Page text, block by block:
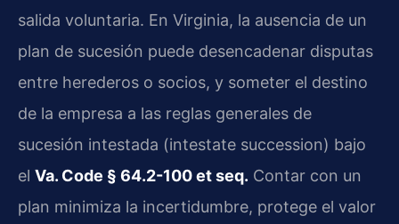
salida voluntaria. En Virginia, la ausencia de un
plan de sucesión puede desencadenar disputas
entre herederos o socios, y someter el destino
de la empresa a las reglas generales de
sucesión intestada (intestate succession) bajo
el Va. Code § 64.2-100 et seq. Contar con un
plan minimiza la incertidumbre, protege el valor